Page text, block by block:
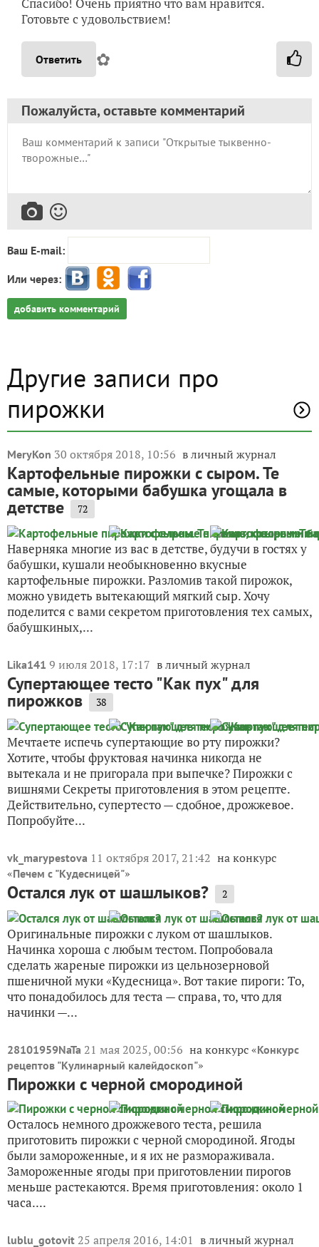
Спасибо! Очень приятно что вам нравится.
Готовьте с удовольствием!
Ответить ✿
Пожалуйста, оставьте комментарий
Ваш E-mail:
Или через:
добавить комментарий
Другие записи про
пирожки
MeryKon 30 октября 2018, 10:56 в личный журнал
Картофельные пирожки с сыром. Те
самые, которыми бабушка угощала в
детстве 72
Наверняка многие из вас в детстве, будучи в гостях у
бабушки, кушали необыкновенно вкусные
картофельные пирожки. Разломив такой пирожок,
можно увидеть вытекающий мягкий сыр. Хочу
поделится с вами секретом приготовления тех самых,
бабушкиных,...
Lika141 9 июля 2018, 17:17 в личный журнал
Супертающее тесто "Как пух" для
пирожков 38
Мечтаете испечь супертающие во рту пирожки?
Хотите, чтобы фруктовая начинка никогда не
вытекала и не пригорала при выпечке? Пирожки с
вишнями Секреты приготовления в этом рецепте.
Действительно, супертесто — сдобное, дрожжевое.
Попробуйте...
vk_marypestova 11 октября 2017, 21:42 на конкурс
«Печем с "Кудесницей"»
Остался лук от шашлыков? 2
Оригинальные пирожки с луком от шашлыков.
Начинка хороша с любым тестом. Попробовала
сделать жареные пирожки из цельнозерновой
пшеничной муки «Кудесница». Вот такие пироги: То,
что понадобилось для теста — справа, то, что для
начинки —...
28101959NaTa 21 мая 2025, 00:56 на конкурс «Конкурс
рецептов "Кулинарный калейдоскоп"»
Пирожки с черной смородиной
Осталось немного дрожжевого теста, решила
приготовить пирожки с черной смородиной. Ягоды
были замороженные, и я их не размораживала.
Замороженные ягоды при приготовлении пирогов
меньше растекаются. Время приготовления: около 1
часа....
lublu_gotovit 25 апреля 2016, 14:01 в личный журнал